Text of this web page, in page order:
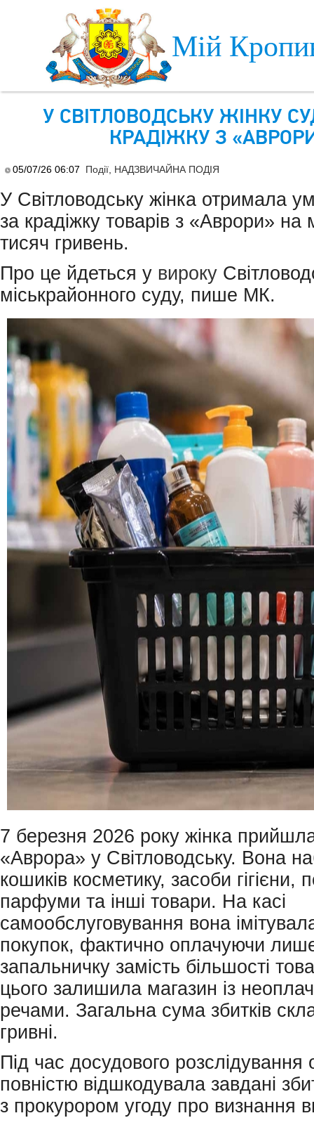
Мій
У СВІТЛОВОДСЬКУ ЖІНКУ
КРАДІЖКУ З
05/07/26 06:07 Події НАДЗВИЧАЙНА ПОДІЯ
У Світловодську жінка отримала
за крадіжку товарів з «Аврори»
тисяч гривень.
Про це йдеться у вироку
міськрайонного суду, пише МК.
7 березня 2026 року жінка
«Аврора» у Світловодську. Вона
кошиків косметику, засоби гігієни,
парфуми та інші товари. На касі
самообслуговування вона
покупок, фактично оплачуючи
запальничку замість більшості
цього залишила магазин із
речами. Загальна сума збитків
гривні.
Під час досудового розслідування
повністю відшкодувала завдані
з прокурором угоду про визнання